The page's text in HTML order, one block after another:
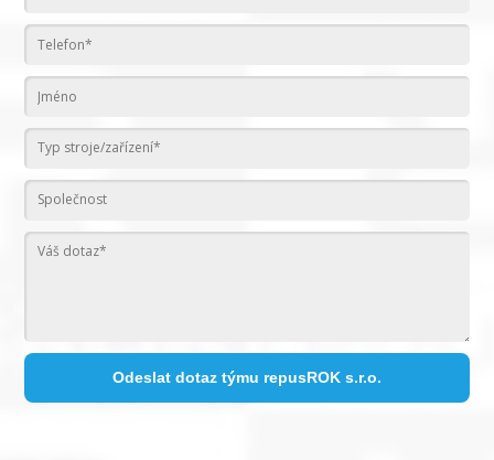
Odeslat dotaz týmu repusROK s.r.o.